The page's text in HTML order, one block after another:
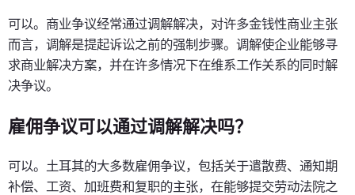
可以。商业争议经常通过调解解决，对许多金钱性商业主张
而言，调解是提起诉讼之前的强制步骤。调解使企业能够寻
求商业解决方案，并在许多情况下在维系工作关系的同时解
决争议。
雇佣争议可以通过调解解决吗？
可以。土耳其的大多数雇佣争议，包括关于遣散费、通知期
补偿、工资、加班费和复职的主张，在能够提交劳动法院之